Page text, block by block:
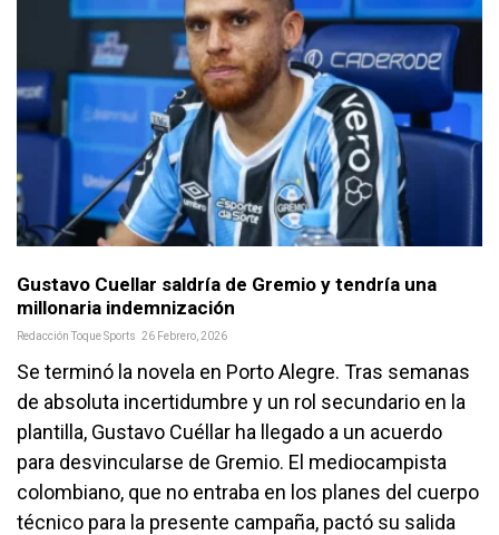
Gustavo Cuellar saldría de Gremio y tendría una
millonaria indemnización
Redacción Toque Sports 26 Febrero, 2026
Se terminó la novela en Porto Alegre. Tras semanas
de absoluta incertidumbre y un rol secundario en la
plantilla, Gustavo Cuéllar ha llegado a un acuerdo
para desvincularse de Gremio. El mediocampista
colombiano, que no entraba en los planes del cuerpo
técnico para la presente campaña, pactó su salida